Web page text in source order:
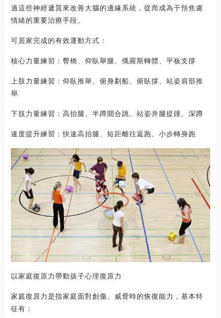
過這些神經遞質來改善大腦的邊緣系統，從而成為干預焦慮
情緒的重要治療手段。
可居家完成的有效運動方式：
核心力量練習：臀橋、仰臥舉腿、俄羅斯轉體、平板支撐
上肢力量練習：仰臥推舉、俯身劃船、俯臥撐、站姿肩部推
舉
下肢力量練習：高抬腿、半蹲開合跳、站姿并腿提踵、深蹲
速度提升練習：快速高抬腿、短距離往返跑、小步轉身跑
以家庭復原力帶動孩子心理復原力
家庭復原力是指家庭面對創傷、威脅時的恢復能力，基本特
征有：